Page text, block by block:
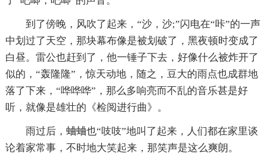
到了傍晚，风吹了起来，“沙，沙;”闪电在“咔”的一声
中划过了天空，那块幕布像是被划破了，黑夜顿时变成了
白昼。雷公也赶到了，他一锤子下去，好像什么被炸开了
似的，“轰隆隆”，惊天动地，随之，豆大的雨点也成群地
落了下来，“哗哗哗”，那么多响亮而不乱的音乐甚是好
听，就像是雄壮的《检阅进行曲》。
雨过后，蛐蛐也“吱吱”地叫了起来，人们都在家里谈
论着家常事，不时地大笑起来，那笑声是这么爽朗。